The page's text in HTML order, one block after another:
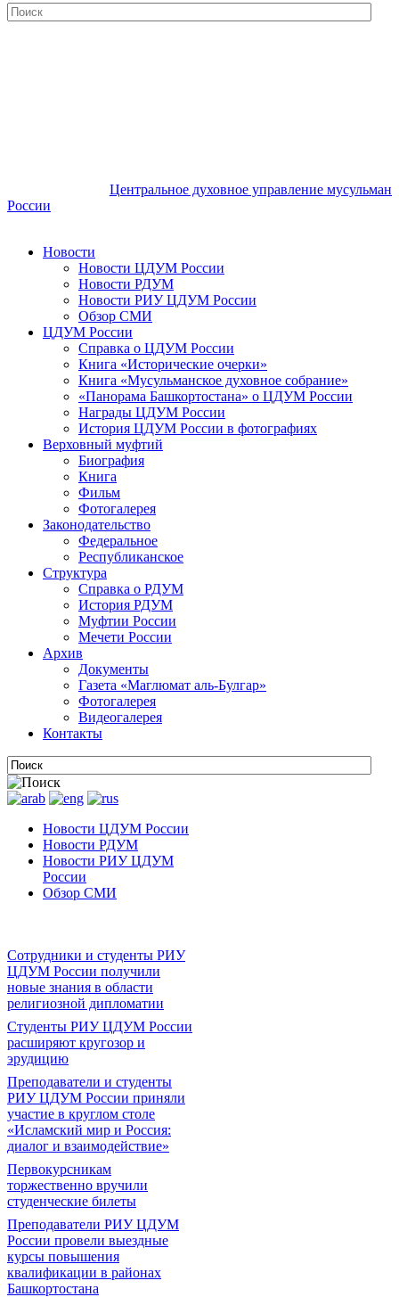
Центральное духовное управление мусульман
России
Новости
Новости ЦДУМ России
Новости РДУМ
Новости РИУ ЦДУМ России
Обзор СМИ
ЦДУМ России
Справка о ЦДУМ России
Книга «Исторические очерки»
Книга «Мусульманское духовное собрание»
«Панорама Башкортостана» о ЦДУМ России
Награды ЦДУМ России
История ЦДУМ России в фотографиях
Верховный муфтий
Биография
Книга
Фильм
Фотогалерея
Законодательство
Федеральное
Республиканское
Структура
Справка о РДУМ
История РДУМ
Муфтии России
Мечети России
Архив
Документы
Газета «Маглюмат аль-Булгар»
Фотогалерея
Видеогалерея
Контакты
Новости ЦДУМ России
Новости РДУМ
Новости РИУ ЦДУМ
России
Обзор СМИ
Сотрудники и студенты РИУ
ЦДУМ России получили
новые знания в области
религиозной дипломатии
Студенты РИУ ЦДУМ России
расширяют кругозор и
эрудицию
Преподаватели и студенты
РИУ ЦДУМ России приняли
участие в круглом столе
«Исламский мир и Россия:
диалог и взаимодействие»
Первокурсникам
торжественно вручили
студенческие билеты
Преподаватели РИУ ЦДУМ
России провели выездные
курсы повышения
квалификации в районах
Башкортостана